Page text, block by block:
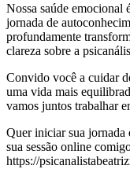
Nossa saúde emocional
jornada de
profundamente
clareza sobre a
Convido você a cuidar
uma vida mais
vamos juntos trabalhar
Quer iniciar sua jornada
sua sessão online
https://